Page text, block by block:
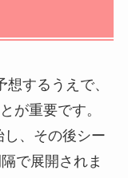
するうえで、
が重要です。
、その後シー
で展開されま